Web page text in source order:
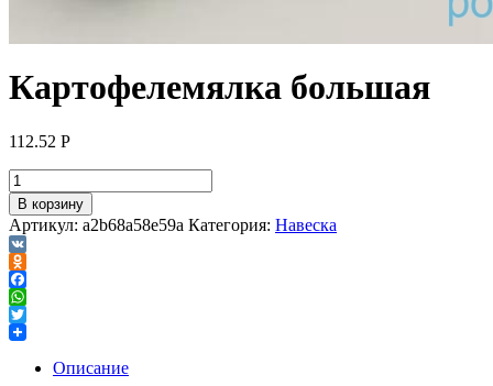
Картофелемялка большая
112.52 Р
В корзину
Артикул: a2b68a58e59a Категория: Навеска
VK
Odnoklassniki
Facebook
WhatsApp
Twitter
Описание